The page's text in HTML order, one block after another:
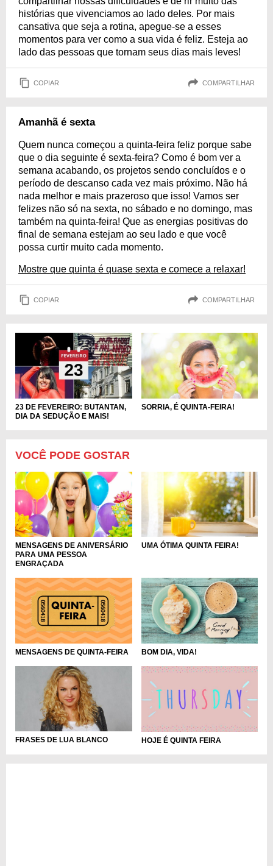
histórias que vivenciamos ao lado deles. Por mais
cansativa que seja a rotina, apegue-se a esses
momentos para ver como a sua vida é feliz. Esteja ao
lado das pessoas que tornam seus dias mais leves!
COPIAR COMPARTILHAR
Amanhã é sexta
Quem nunca começou a quinta-feira feliz porque sabe
que o dia seguinte é sexta-feira? Como é bom ver a
semana acabando, os projetos sendo concluídos e o
período de descanso cada vez mais próximo. Não há
nada melhor e mais prazeroso que isso! Vamos ser
felizes não só na sexta, no sábado e no domingo, mas
também na quinta-feira! Que as energias positivas do
final de semana estejam ao seu lado e que você
possa curtir muito cada momento.
Mostre que quinta é quase sexta e comece a relaxar!
COPIAR COMPARTILHAR
23 DE FEVEREIRO: BUTANTAN,
DIA DA SEDUÇÃO E MAIS!
SORRIA, É QUINTA-FEIRA!
VOCÊ PODE GOSTAR
MENSAGENS DE ANIVERSÁRIO
PARA UMA PESSOA
ENGRAÇADA
UMA ÓTIMA QUINTA FEIRA!
MENSAGENS DE QUINTA-FEIRA BOM DIA, VIDA!
FRASES DE LUA BLANCO HOJE É QUINTA FEIRA